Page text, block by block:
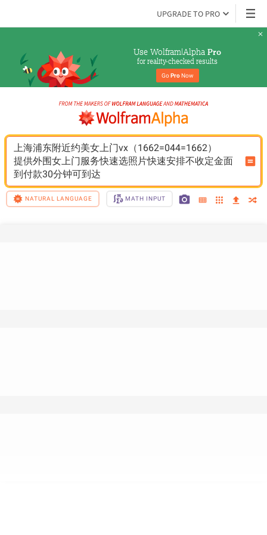
UPGRADE TO PRO
Use Wolfram|Alpha Pro
for reality-checked results
Go Pro Now
上海浦东附近约美女上门vx（1662=044=1662）
提供外围女上门服务快速选照片快速安排不收定金面
到付款30分钟可到达
NATURAL LANGUAGE MATH INPUT